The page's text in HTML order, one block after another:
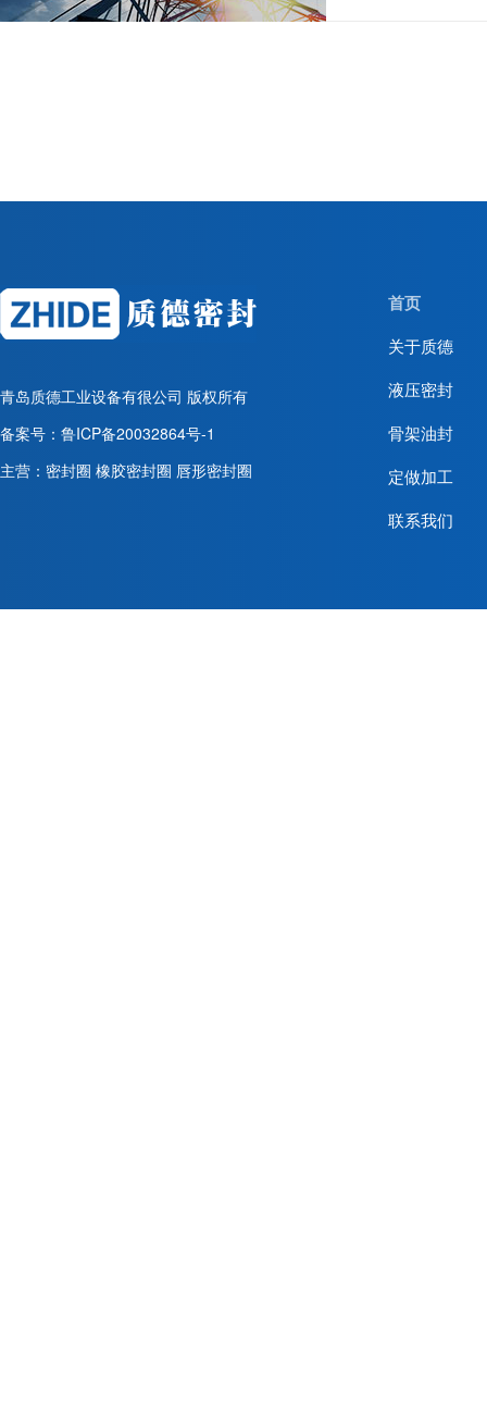
青岛质德工业设备有很公司 版权所有
备案号： 鲁ICP备20032864号-1
主营：密封圈 橡胶密封圈 唇形密封圈
首页
关于质德
液压密封
骨架油封
定做加工
联系我们